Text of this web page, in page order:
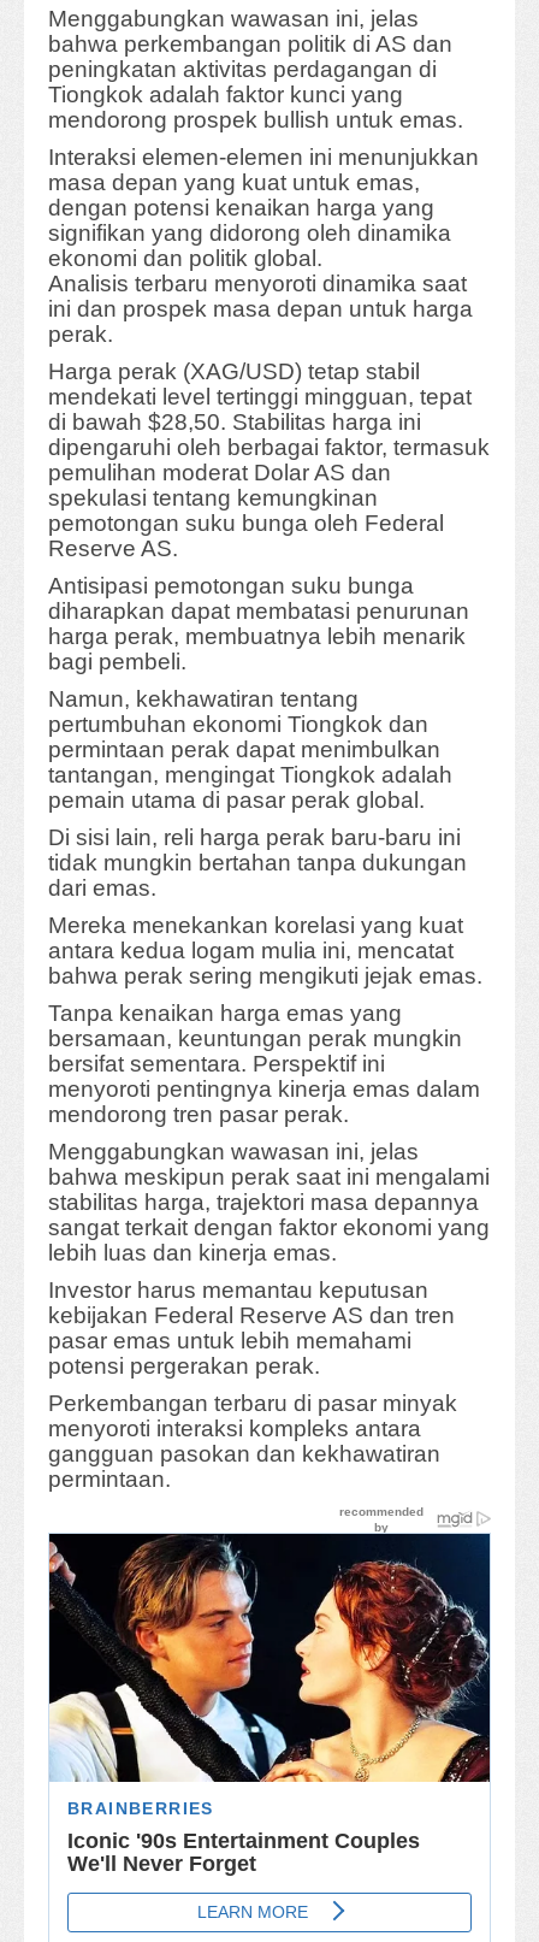
Menggabungkan wawasan ini, jelas
bahwa perkembangan politik di AS dan
peningkatan aktivitas perdagangan di
Tiongkok adalah faktor kunci yang
mendorong prospek bullish untuk emas.
Interaksi elemen-elemen ini menunjukkan
masa depan yang kuat untuk emas,
dengan potensi kenaikan harga yang
signifikan yang didorong oleh dinamika
ekonomi dan politik global.
Analisis terbaru menyoroti dinamika saat
ini dan prospek masa depan untuk harga
perak.
Harga perak (XAG/USD) tetap stabil
mendekati level tertinggi mingguan, tepat
di bawah $28,50. Stabilitas harga ini
dipengaruhi oleh berbagai faktor, termasuk
pemulihan moderat Dolar AS dan
spekulasi tentang kemungkinan
pemotongan suku bunga oleh Federal
Reserve AS.
Antisipasi pemotongan suku bunga
diharapkan dapat membatasi penurunan
harga perak, membuatnya lebih menarik
bagi pembeli.
Namun, kekhawatiran tentang
pertumbuhan ekonomi Tiongkok dan
permintaan perak dapat menimbulkan
tantangan, mengingat Tiongkok adalah
pemain utama di pasar perak global.
Di sisi lain, reli harga perak baru-baru ini
tidak mungkin bertahan tanpa dukungan
dari emas.
Mereka menekankan korelasi yang kuat
antara kedua logam mulia ini, mencatat
bahwa perak sering mengikuti jejak emas.
Tanpa kenaikan harga emas yang
bersamaan, keuntungan perak mungkin
bersifat sementara. Perspektif ini
menyoroti pentingnya kinerja emas dalam
mendorong tren pasar perak.
Menggabungkan wawasan ini, jelas
bahwa meskipun perak saat ini mengalami
stabilitas harga, trajektori masa depannya
sangat terkait dengan faktor ekonomi yang
lebih luas dan kinerja emas.
Investor harus memantau keputusan
kebijakan Federal Reserve AS dan tren
pasar emas untuk lebih memahami
potensi pergerakan perak.
Perkembangan terbaru di pasar minyak
menyoroti interaksi kompleks antara
gangguan pasokan dan kekhawatiran
permintaan.